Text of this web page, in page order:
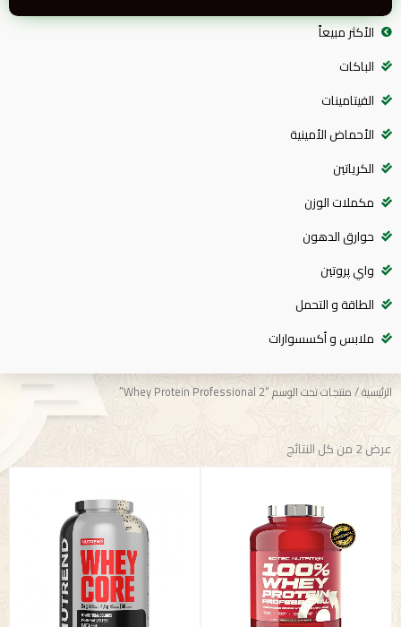
الأكثر مبيعاً
الباكات
الفيتامينات
الأحماض الأمينية
الكرياتين
مكملات الوزن
حوارق الدهون
واي پروتين
الطاقة و التحمل
ملابس و أكسسوارات
الرئيسية/ منتجات تحت الوسم “Whey Protein Professional 2”
عرض ⁦2⁩ من كل النتائج